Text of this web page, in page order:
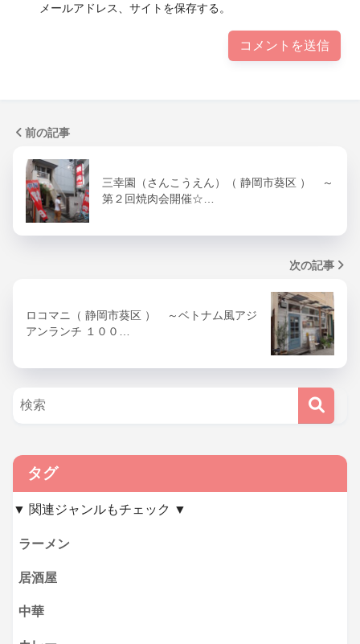
メールアドレス、サイトを保存する。
前の記事
三幸園（さんこうえん）（ 静岡市葵区 ） ～
第２回焼肉会開催☆…
次の記事
ロコマニ（ 静岡市葵区 ） ～ベトナム風アジ
アンランチ １００…
タグ
▼ 関連ジャンルもチェック ▼
ラーメン
居酒屋
中華